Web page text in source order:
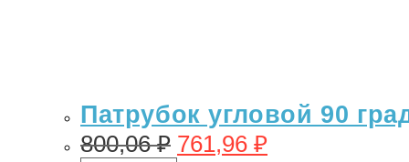
Патрубок угловой 90
800,06₽ 761,96 ₽